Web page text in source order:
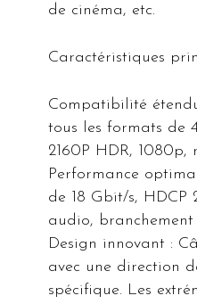
de cinéma, etc.
Caractéristiques
Compatibilité
tous les formats de
2160P HDR,
Performance
de 18 Gbit/s, HDCP
audio,
Design innovant :
avec une direction
spécifique. Les